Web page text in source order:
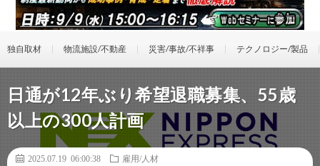
独自取材 物流施設/不動産 災害/事故/不祥事 テクノロジー/製品
日通が12年ぶり希望退職募集、55歳
以上の300人計画
2025.07.19 06:00:38
雇用/人材